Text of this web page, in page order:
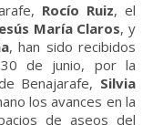
Rocío Ruiz, el
María Claros, y
, han sido recibidos
de junio, por la
Benajarafe, Silvia
los avances en la
de aseos del